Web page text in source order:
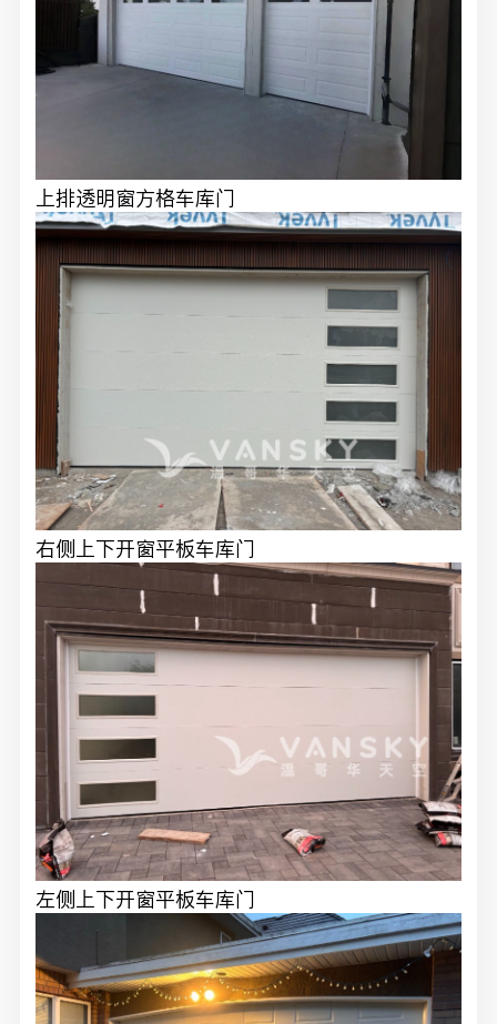
上排透明窗方格车库门
右侧上下开窗平板车库门
左侧上下开窗平板车库门